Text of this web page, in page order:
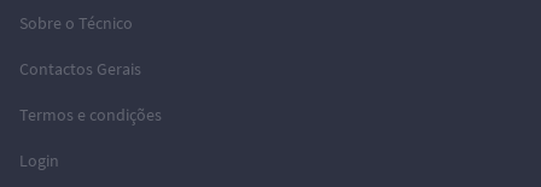
Sobre o Técnico
Contactos Gerais
Termos e condições
Login